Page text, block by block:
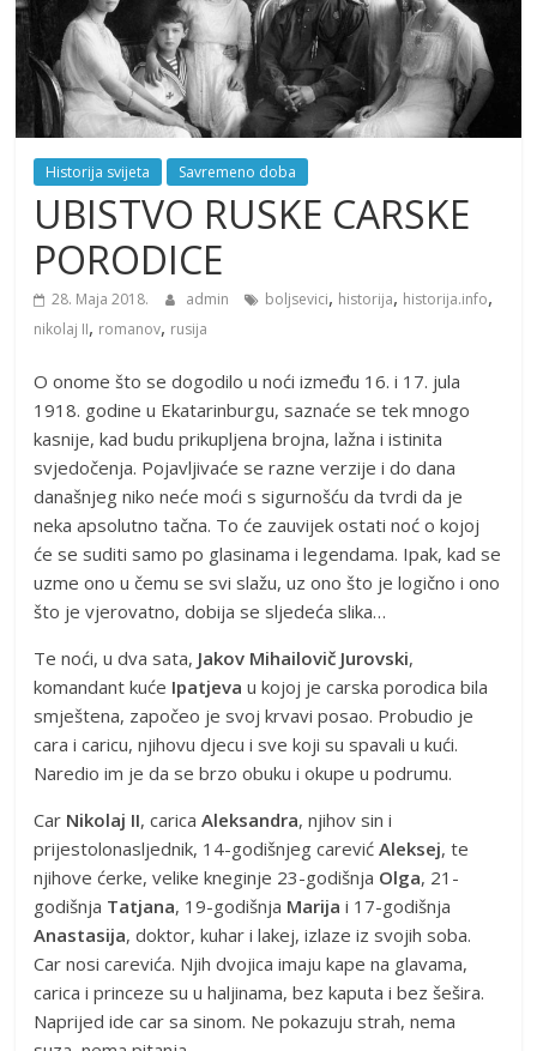
Historija svijeta Savremeno doba
UBISTVO RUSKE CARSKE
PORODICE
28. Maja 2018. admin boljsevici, historija, historija.info,
nikolaj II, romanov, rusija
O onome što se dogodilo u noći između 16. i 17. jula
1918. godine u Ekatarinburgu, saznaće se tek mnogo
kasnije, kad budu prikupljena brojna, lažna i istinita
svjedočenja. Pojavljivaće se razne verzije i do dana
današnjeg niko neće moći s sigurnošću da tvrdi da je
neka apsolutno tačna. To će zauvijek ostati noć o kojoj
će se suditi samo po glasinama i legendama. Ipak, kad se
uzme ono u čemu se svi slažu, uz ono što je logično i ono
što je vjerovatno, dobija se sljedeća slika…
Te noći, u dva sata, Jakov Mihailovič Jurovski,
komandant kuće Ipatjeva u kojoj je carska porodica bila
smještena, započeo je svoj krvavi posao. Probudio je
cara i caricu, njihovu djecu i sve koji su spavali u kući.
Naredio im je da se brzo obuku i okupe u podrumu.
Car Nikolaj II, caricaAleksandra, njihov sin i
prijestolonasljednik, 14-godišnjeg carevićAleksej, te
njihove ćerke, velike kneginje 23-godišnja Olga, 21-
godišnja Tatjana, 19-godišnja Marija i 17-godišnja
Anastasija, doktor, kuhar i lakej, izlaze iz svojih soba.
Car nosi carevića. Njih dvojica imaju kape na glavama,
carica i princeze su u haljinama, bez kaputa i bez šešira.
Naprijed ide car sa sinom. Ne pokazuju strah, nema